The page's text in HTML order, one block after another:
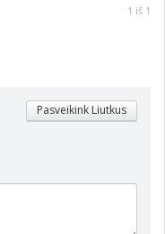
1 iš 1
Pasveikink Liutkus